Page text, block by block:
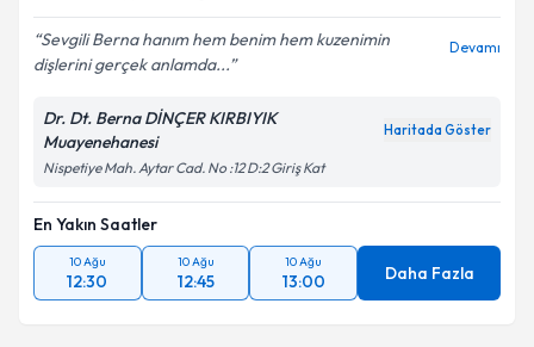
Sevgili Berna hanım hem benim hem kuzenimin
dişlerini gerçek anlamda...
Devamı
Dr. Dt. Berna DİNÇER KIRBIYIK
Muayenehanesi
Haritada Göster
Nispetiye Mah. Aytar Cad. No :12 D:2 Giriş Kat
En Yakın Saatler
10 Ağu
12:30
10 Ağu
12:45
10 Ağu
13:00 Daha Fazla